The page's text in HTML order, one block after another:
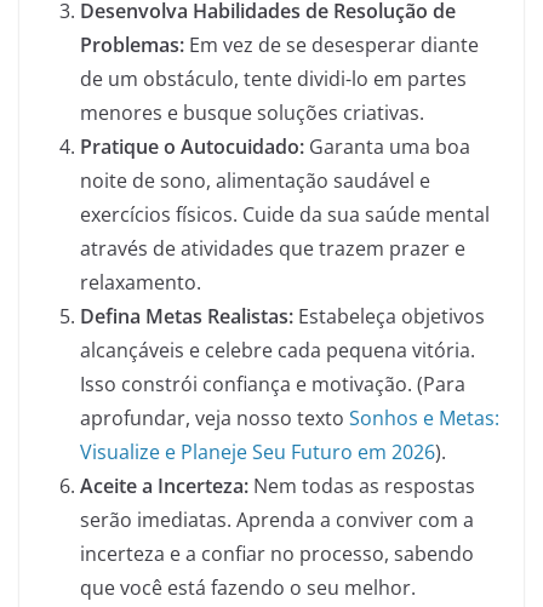
Desenvolva Habilidades de Resolução de
Problemas: Em vez de se desesperar diante
de um obstáculo, tente dividi-lo em partes
menores e busque soluções criativas.
Pratique o Autocuidado: Garanta uma boa
noite de sono, alimentação saudável e
exercícios físicos. Cuide da sua saúde mental
através de atividades que trazem prazer e
relaxamento.
Defina Metas Realistas: Estabeleça objetivos
alcançáveis e celebre cada pequena vitória.
Isso constrói confiança e motivação. (Para
aprofundar, veja nosso texto Sonhos e Metas:
Visualize e Planeje Seu Futuro em 2026).
Aceite a Incerteza: Nem todas as respostas
serão imediatas. Aprenda a conviver com a
incerteza e a confiar no processo, sabendo
que você está fazendo o seu melhor.